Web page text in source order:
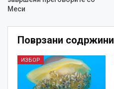
Меси
Поврзани содржини
ИЗБОР